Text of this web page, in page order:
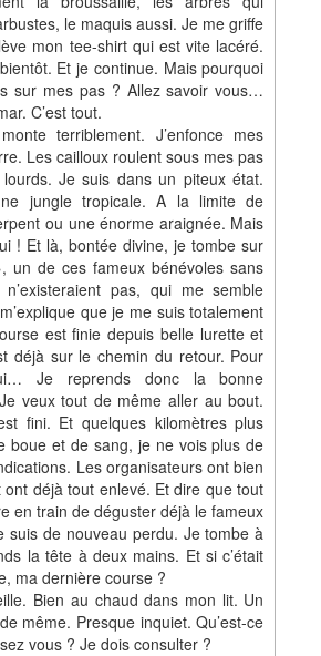
le maquis aussi. Je me griffe
mon tee-shirt qui est vite lacéré.
Et je continue. Mais pourquoi
sur mes pas ? Allez savoir vous…
C’est tout.
terriblement. J’enfonce mes
Les cailloux roulent sous mes pas
Je suis dans un piteux état.
jungle tropicale. A la limite de
ou une énorme araignée. Mais
! Et là, bontée divine, je tombe sur
un de ces fameux bénévoles sans
pas, qui me semble
que je me suis totalement
est finie depuis belle lurette et
déjà sur le chemin du retour. Pour
Je reprends donc la bonne
veux tout de même aller au bout.
fini. Et quelques kilomètres plus
boue et de sang, je ne vois plus de
Les organisateurs ont bien
déjà tout enlevé. Et dire que tout
en train de déguster déjà le fameux
suis de nouveau perdu. Je tombe à
la tête à deux mains. Et si c’était
ma dernière course ?
Bien au chaud dans mon lit. Un
même. Presque inquiet. Qu’est-ce
vous ? Je dois consulter ?